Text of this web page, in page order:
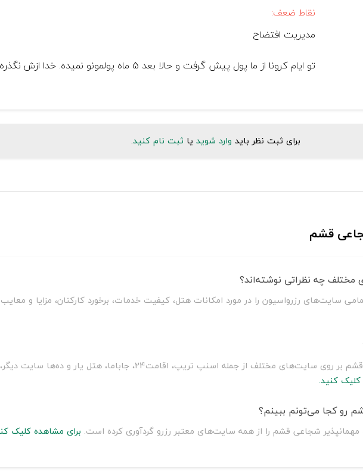
نقاط ضعف:
مدیریت افتضاح
تو ایام کرونا از ما پول پیش گرفت و حالا بعد 5 ماه پولمونو نمیده. خدا ازش نگذره
برای ثبت نظر باید وارد شوید یا ثبت نام کنید.
قشم
چه نظراتی نوشته‌اند؟
سایت‌های رزرواسیون را در مورد امکانات هتل، کیفیت خدمات، برخورد کارکنان، مزایا و
سلطان سفر با مقایسه قیمت مهمانپذیر شجاعی قشم بر روی سایت‌های مختلف از جمله اسنپ تریپ،
کنید.
رو کجا می‌تونم ببینم؟
شجاعی قشم را از همه سایت‌های معتبر رزرو گردآوری کرده است. برای مشاهده کلیک